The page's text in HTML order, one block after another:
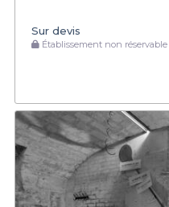
Sur devis
Établissement non réservable